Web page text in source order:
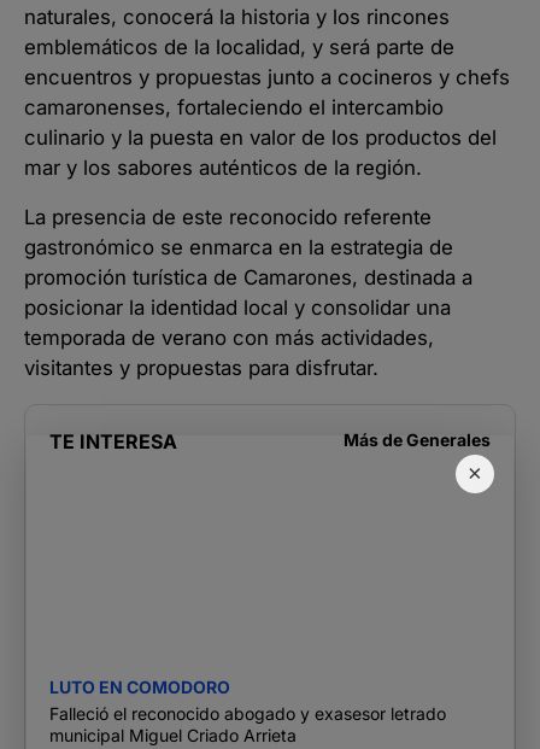
×
naturales, conocerá la historia y los rincones
emblemáticos de la localidad, y será parte de
encuentros y propuestas junto a cocineros y chefs
camaronenses, fortaleciendo el intercambio
culinario y la puesta en valor de los productos del
mar y los sabores auténticos de la región.
La presencia de este reconocido referente
gastronómico se enmarca en la estrategia de
promoción turística de Camarones, destinada a
posicionar la identidad local y consolidar una
temporada de verano con más actividades,
visitantes y propuestas para disfrutar.
TE INTERESA Más deGenerales
LUTO EN COMODORO
Falleció el reconocido abogado y exasesor letrado
municipal Miguel Criado Arrieta